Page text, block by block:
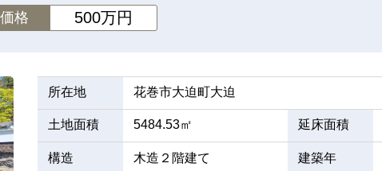
価格 500万円
所在地 花巻市大迫町大迫
土地面積 5484.53㎡ 延床面積
構造 木造２階建て 建築年